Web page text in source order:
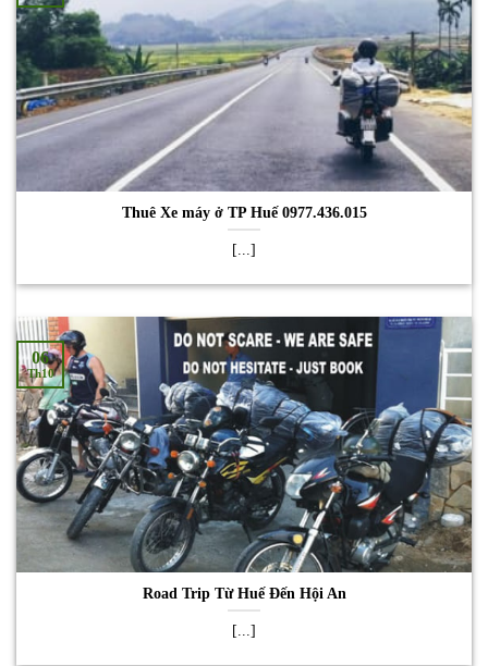
Thuê Xe máy ở TP Huế 0977.436.015
[...]
Road Trip Từ Huế Đến Hội An
[...]
06
Th10